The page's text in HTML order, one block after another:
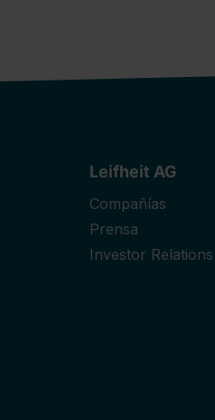
Leifheit AG
Compañías
Prensa
Investor Relations